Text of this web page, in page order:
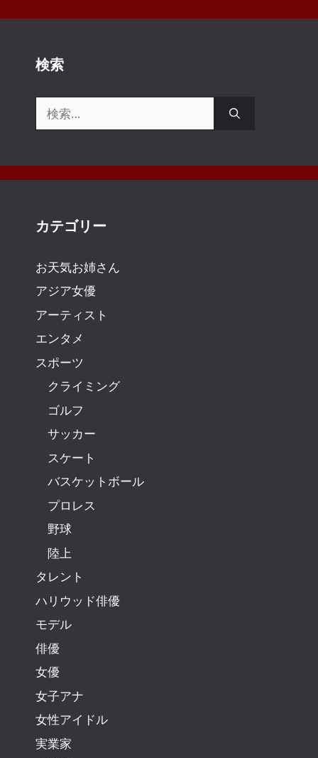
検索
索:
カテゴリー
お天気お姉さん
アジア女優
アーティスト
エンタメ
スポーツ
クライミング
ゴルフ
サッカー
スケート
バスケットボール
プロレス
野球
陸上
タレント
ハリウッド俳優
モデル
俳優
女優
女子アナ
女性アイドル
実業家